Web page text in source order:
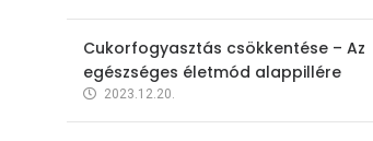
Cukorfogyasztás csökkentése – Az
egészséges életmód alappillére
2023.12.20.